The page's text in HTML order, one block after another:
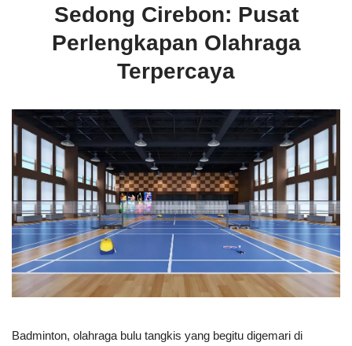
Sedong Cirebon: Pusat
Perlengkapan Olahraga
Terpercaya
Badminton, olahraga bulu tangkis yang begitu digemari di